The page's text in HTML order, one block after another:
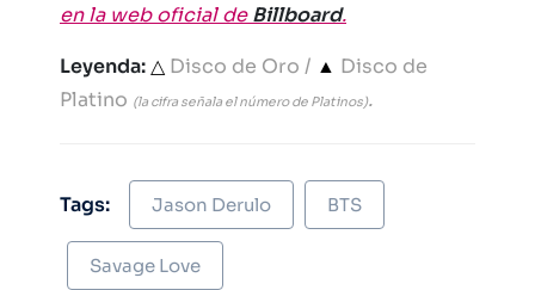
en la web oficial deBillboard.
Leyenda: △ Disco de Oro / ▲ Disco de
Platino (la cifra señala el número de Platinos).
Tags: Jason Derulo BTS
Savage Love